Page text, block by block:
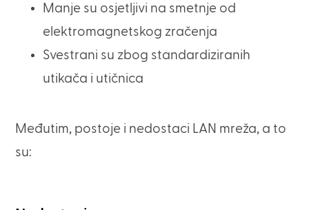
Manje su osjetljivi na smetnje od
elektromagnetskog zračenja
Svestrani su zbog standardiziranih
utikača i utičnica
Međutim, postoje i nedostaci LAN mreža, a to
su: